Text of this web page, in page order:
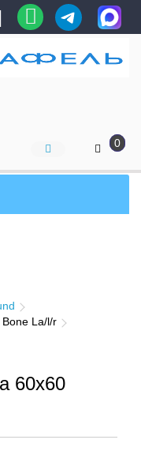
0
La/l/r
60x60